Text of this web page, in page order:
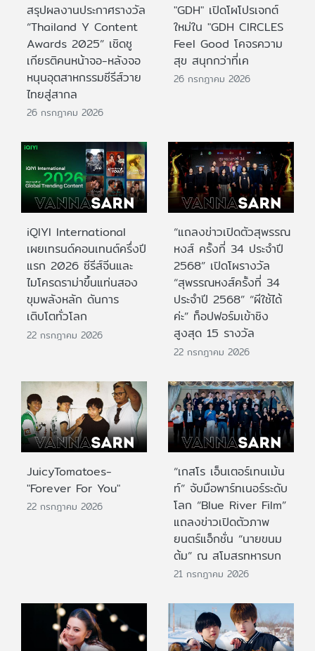
สรุปผลงานประกาศรางวัล
“Thailand Y Content
Awards 2025” เชิดชู
เกียรติคนหน้าจอ-หลังจอ
หนุนอุตสาหกรรมซีรีส์วาย
ไทยสู่สากล
26 กรกฎาคม 2026
"GDH" เปิดโผโปรเจกต์
ใหม่ใน "GDH CIRCLES
Feel Good โคจรความ
สุข สนุกกว่าที่เค
26 กรกฎาคม 2026
iQIYI International
เผยเทรนด์คอนเทนต์ครึ่งปี
แรก 2026 ซีรีส์จีนและ
ไมโครดราม่าขึ้นแท่นสอง
ขุมพลังหลัก ดันการ
เติบโตทั่วโลก
22 กรกฎาคม 2026
“แถลงข่าวเปิดตัวสุพรรณ
หงส์ ครั้งที่ 34 ประจำปี
2568” เปิดโผรางวัล
“สุพรรณหงส์ครั้งที่ 34
ประจำปี 2568” “ผีใช้ได้
ค่ะ” ท็อปฟอร์มเข้าชิง
สูงสุด 15 รางวัล
22 กรกฎาคม 2026
JuicyTomatoes-
"Forever For You"
22 กรกฎาคม 2026
“เกสโร เอ็นเตอร์เทนเม้น
ท์” จับมือพาร์ทเนอร์ระดับ
โลก “Blue River Film”
แถลงข่าวเปิดตัวภาพ
ยนตร์แอ็กชั่น “นายขนม
ต้ม” ณ สโมสรทหารบก
21 กรกฎาคม 2026